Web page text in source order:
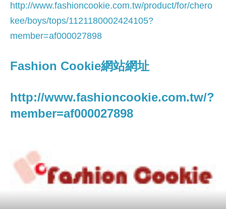
http://www.fashioncookie.com.tw/product/for/chero
kee/boys/tops/1121180002424105?
member=af000027898
Fashion Cookie網站網址
http://www.fashioncookie.com.tw/?
member=af000027898